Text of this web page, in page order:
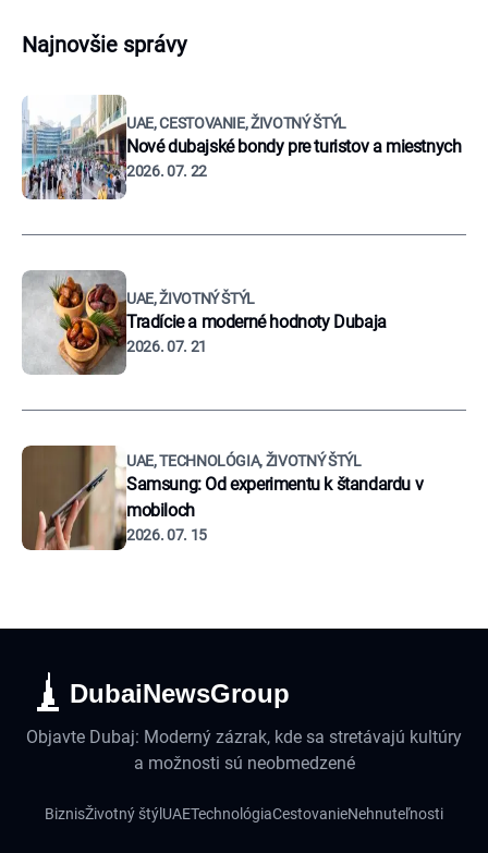
Najnovšie správy
UAE, CESTOVANIE, ŽIVOTNÝ ŠTÝL
Nové dubajské bondy pre turistov a miestnych
2026. 07. 22
UAE, ŽIVOTNÝ ŠTÝL
Tradície a moderné hodnoty Dubaja
2026. 07. 21
UAE, TECHNOLÓGIA, ŽIVOTNÝ ŠTÝL
Samsung: Od experimentu k štandardu v
mobiloch
2026. 07. 15
DubaiNewsGroup
Objavte Dubaj: Moderný zázrak, kde sa stretávajú kultúry
a možnosti sú neobmedzené
BiznisŽivotný štýl UAETechnológiaCestovanieNehnuteľnosti